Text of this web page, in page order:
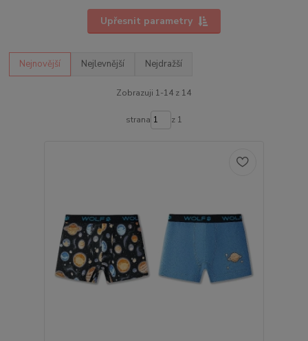
Upřesnit parametry
Nejnovější Nejlevnější Nejdražší
Zobrazuji 1-14 z 14
strana z 1